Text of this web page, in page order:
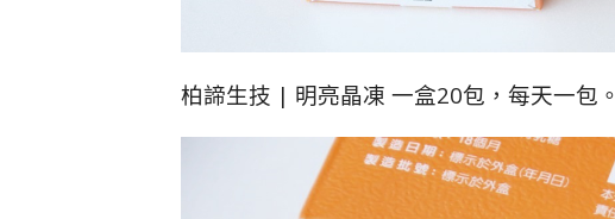
柏諦生技 | 明亮晶凍 一盒20包，每天一包。